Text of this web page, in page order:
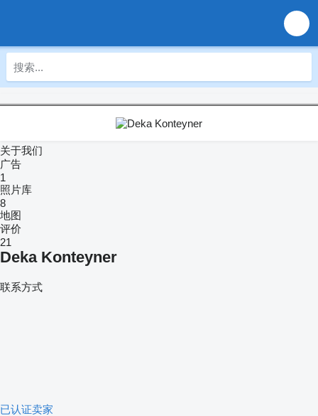
关于我们
广告
1
照片库
8
地图
评价
21
Deka Konteyner
联系方式
已认证卖家